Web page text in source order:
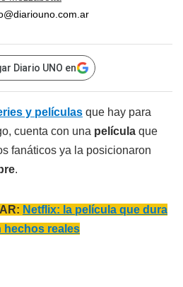
Diario UNO en
y películas que hay para
cuenta con una película que
fanáticos ya la posicionaron
.
Netflix: la película que dura
hechos reales